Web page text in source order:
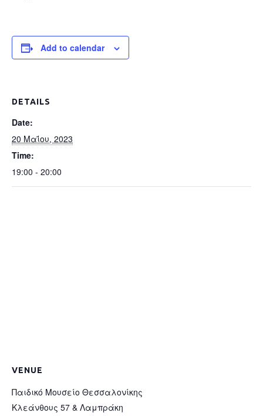
Add to calendar
DETAILS
Date:
20 Μαΐου, 2023
Time:
19:00 - 20:00
VENUE
Παιδικό Μουσείο Θεσσαλονίκης
Κλεάνθους 57 & Λαμπράκη